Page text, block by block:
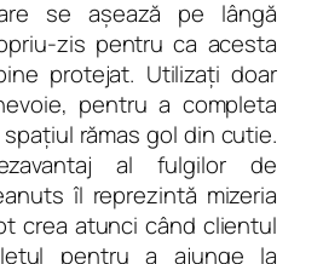
se aşează pe lângă
zis pentru ca acesta
protejat. Utilizaţi doar
pentru a completa
rămas gol din cutie.
al fulgilor de
îl reprezintă mizeria
crea atunci când clientul
pentru a ajunge la